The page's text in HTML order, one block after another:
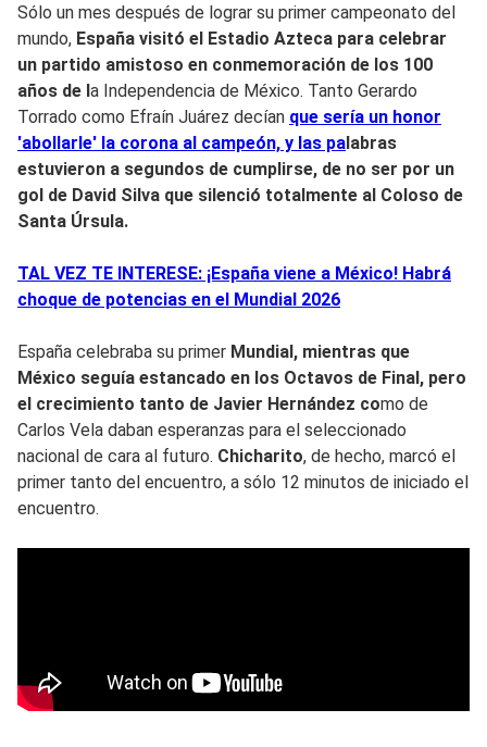
Sólo un mes después de lograr su primer campeonato del
mundo, España visitó el Estadio Azteca para celebrar
un partido amistoso en conmemoración de los 100
años de la Independencia de México. Tanto Gerardo
Torrado como Efraín Juárez decían que sería un honor
'abollarle' la corona al campeón, y las palabras
estuvieron a segundos de cumplirse, de no ser por un
gol de David Silva que silenció totalmente al Coloso de
Santa Úrsula.
TAL VEZ TE INTERESE: ¡España viene a México! Habrá
choque de potencias en el Mundial 2026
España celebraba su primer Mundial, mientras que
México seguía estancado en los Octavos de Final, pero
el crecimiento tanto de Javier Hernández como de
Carlos Vela daban esperanzas para el seleccionado
nacional de cara al futuro. Chicharito, de hecho, marcó el
primer tanto del encuentro, a sólo 12 minutos de iniciado el
encuentro.